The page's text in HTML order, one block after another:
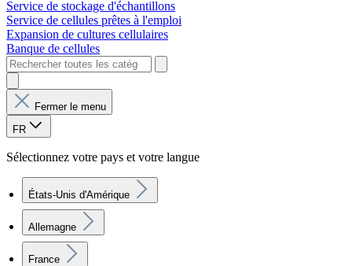
Service de stockage d'échantillons
Service de cellules prêtes à l'emploi
Expansion de cultures cellulaires
Banque de cellules
Fermer le menu
FR
Sélectionnez votre pays et votre langue
États-Unis d'Amérique
Allemagne
France